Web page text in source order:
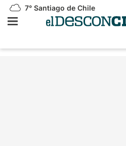
7° Santiago de Chile